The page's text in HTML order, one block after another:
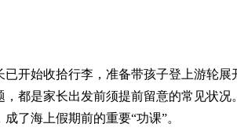
开始收拾行李，准备带孩子登上游轮
都是家长出发前须提前留意的常见状
了海上假期前的重要“功课”。